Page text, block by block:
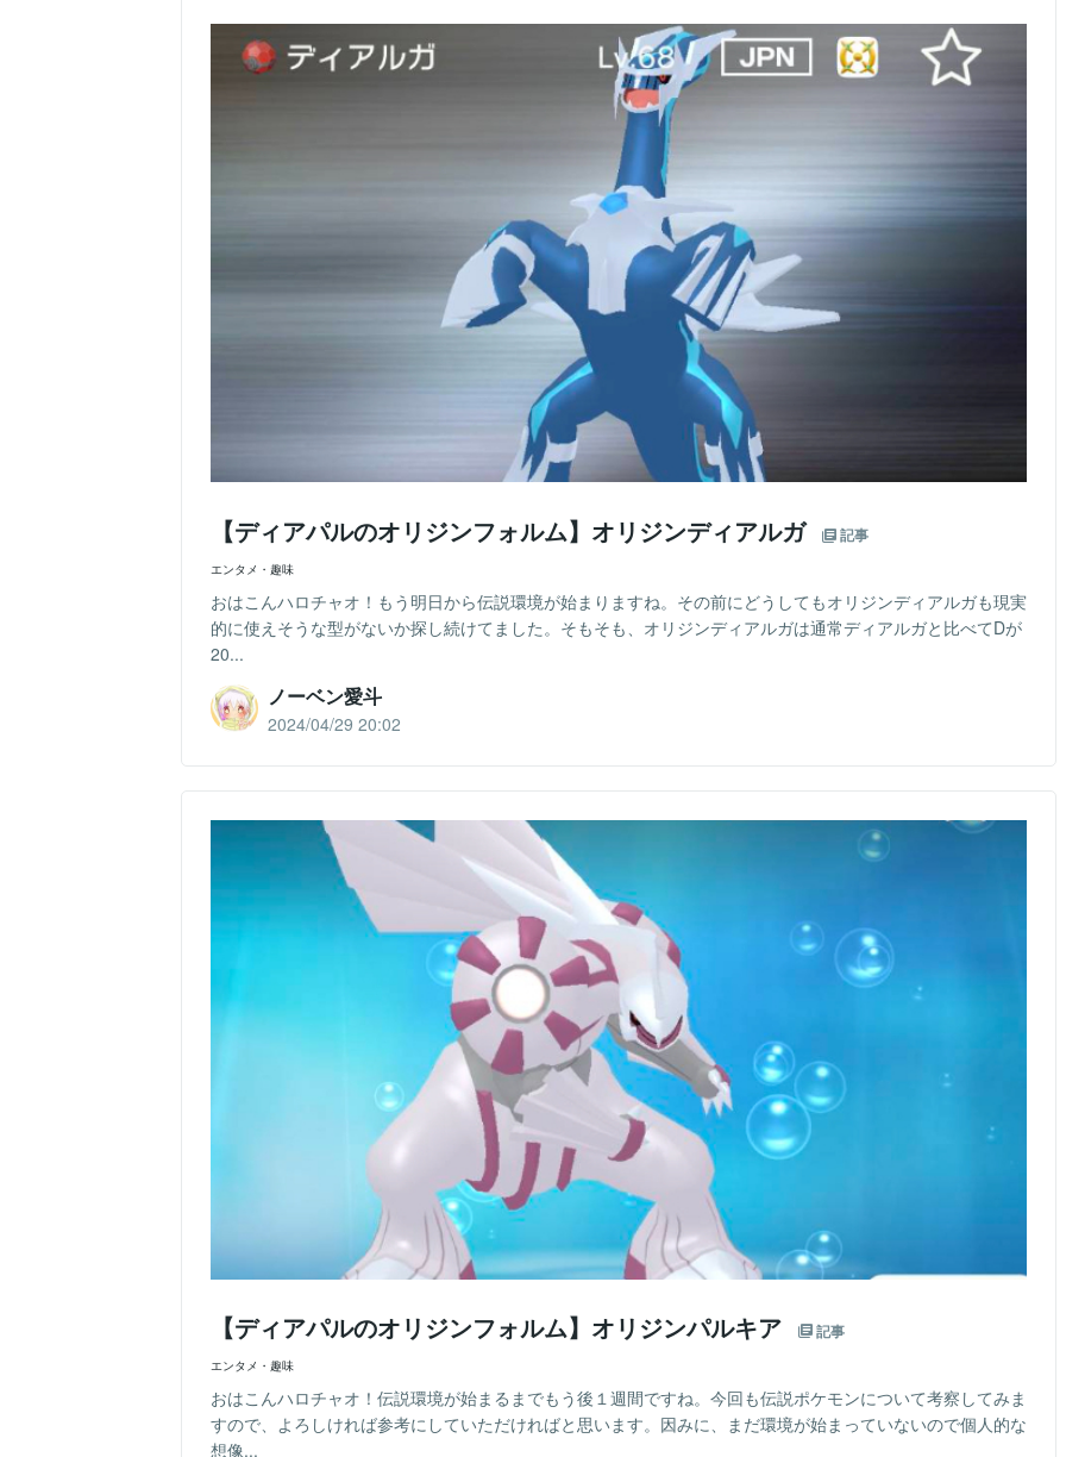
【ディアパルのオリジンフォルム】オリジンディアルガ 記事
エンタメ・趣味
おはこんハロチャオ！もう明日から伝説環境が始まりますね。その前にどうしてもオリジンディアルガも現実
的に使えそうな型がないか探し続けてました。そもそも、オリジンディアルガは通常ディアルガと比べてDが
20...
ノーベン愛斗
2024/04/29 20:02
【ディアパルのオリジンフォルム】オリジンパルキア 記事
エンタメ・趣味
おはこんハロチャオ！伝説環境が始まるまでもう後１週間ですね。今回も伝説ポケモンについて考察してみま
すので、よろしければ参考にしていただければと思います。因みに、まだ環境が始まっていないので個人的な
想像...